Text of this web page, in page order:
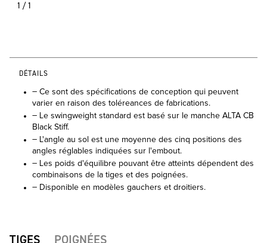
1/1
DÉTAILS
– Ce sont des spécifications de conception qui peuvent
varier en raison des toléreances de fabrications.
– Le swingweight standard est basé sur le manche ALTA CB
Black Stiff.
– L'angle au sol est une moyenne des cinq positions des
angles réglables indiquées sur l'embout.
– Les poids d'équilibre pouvant être atteints dépendent des
combinaisons de la tiges et des poignées.
– Disponible en modèles gauchers et droitiers.
TIGES POIGNÉES